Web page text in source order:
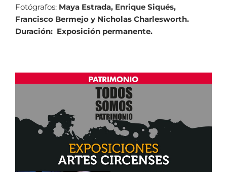
Fotógrafos: Maya Estrada, Enrique Siqués,
Francisco Bermejo y Nicholas Charlesworth.
Duración: Exposición permanente.